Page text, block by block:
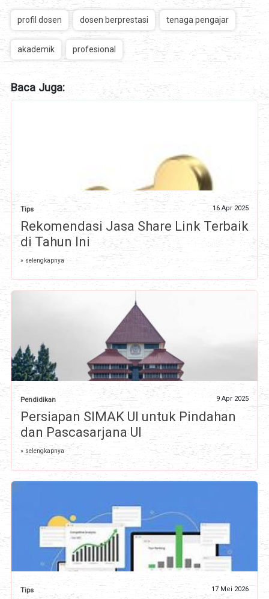
profil dosen dosen berprestasi tenaga pengajar
akademik profesional
Baca Juga:
Tips 16 Apr 2025
Rekomendasi Jasa Share Link Terbaik
di Tahun Ini
» selengkapnya
Pendidikan 9 Apr 2025
Persiapan SIMAK UI untuk Pindahan
dan Pascasarjana UI
» selengkapnya
Tips 17 Mei 2026